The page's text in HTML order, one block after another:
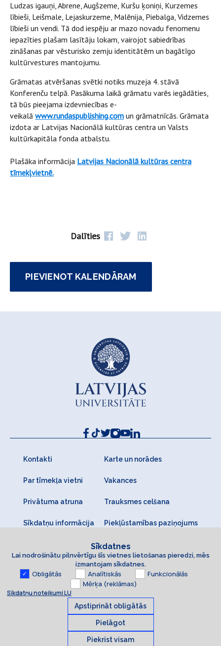
Ludzas igauņi, Abrene, Augšzeme, Kuršu ķoniņi, Kurzemes
lībieši, Leišmale, Lejaskurzeme, Malēnija, Piebalga, Vidzemes
lībieši un vendi. Tā dod iespēju ar mazo novadu fenomenu
iepazīties plašam lasītāju lokam, vairojot sabiedrības
zināšanas par vēsturisko zemju identitātēm un bagātīgo
kultūrvestures mantojumu.
Grāmatas atvēršanas svētki notiks muzeja 4. stāvā
Konferenču telpā. Pasākuma laikā grāmatu varēs iegādāties,
tā būs pieejama izdevniecības e-
veikalā www.rundaspublishing.com un grāmatnīcās. Grāmata
izdota ar Latvijas Nacionālā kultūras centra un Valsts
kultūrkapitāla fonda atbalstu.
Plašāka informācija Latvijas Nacionālā kultūras centra
tīmekļvietnē.
Dalīties
PIEVIENOT KALENDĀRAM
Kontakti Karte un norādes
Par tīmekļa vietni Vakances
Privātuma atruna Trauksmes celšana
Sīkdatņu informācija Piekļūstamības paziņojums
Sīkdatnes
Lai nodrošinātu pilnvērtīgu šīs vietnes lietošanas pieredzi, mēs
izmantojam sīkdatnes.
Obligātās Analītiskās
Funkcionālās
Mērķa (reklāmas)
Sīkdatņu noteikumi LU
Apstiprināt obligātās
Pielāgot
Piekrist visam